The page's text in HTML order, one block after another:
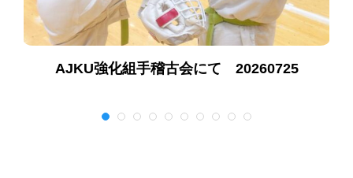
AJKU強化組手稽古会にて 20260725